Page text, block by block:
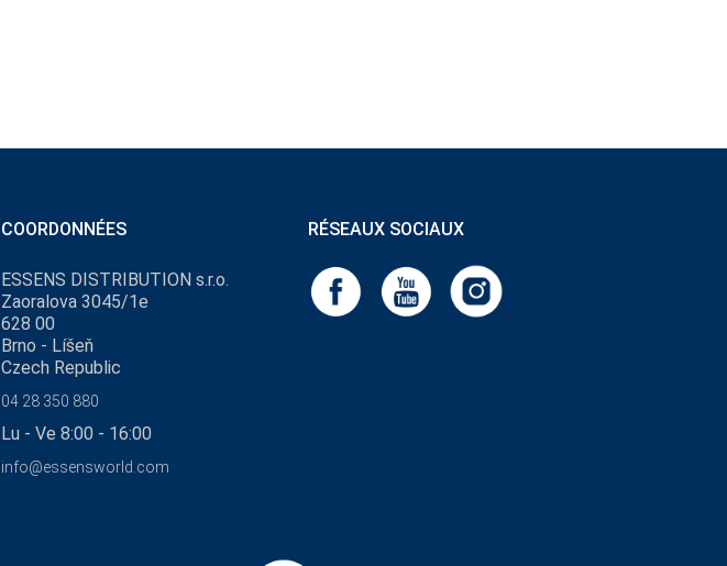
COORDONNÉES
ESSENS DISTRIBUTION s.r.o.
Zaoralova 3045/1e
628 00
Brno - Líšeň
Czech Republic
04 28 350 880
Lu - Ve 8:00 - 16:00
info@essensworld.com
RÉSEAUX SOCIAUX